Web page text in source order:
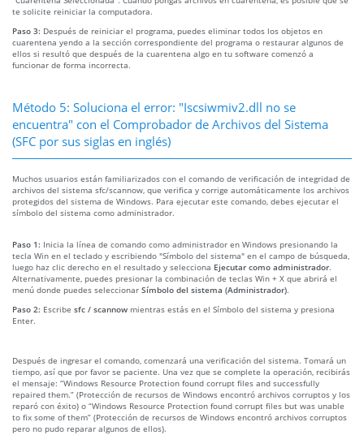
te solicite reiniciar la computadora.
Paso 3: Después de reiniciar el programa, puedes eliminar todos los objetos en
cuarentena yendo a la sección correspondiente del programa o restaurar algunos de
ellos si resultó que después de la cuarentena algo en tu software comenzó a
funcionar de forma incorrecta.
Método 5: Soluciona el error: "Iscsiwmiv2.dll no se
encuentra" con el Comprobador de Archivos del Sistema
(SFC por sus siglas en inglés)
Muchos usuarios están familiarizados con el comando de verificación de integridad de
archivos del sistema sfc/scannow, que verifica y corrige automáticamente los archivos
protegidos del sistema de Windows. Para ejecutar este comando, debes ejecutar el
símbolo del sistema como administrador.
Paso 1: Inicia la línea de comando como administrador en Windows presionando la
tecla Win en el teclado y escribiendo "Símbolo del sistema" en el campo de búsqueda,
luego haz clic derecho en el resultado y selecciona Ejecutar como administrador.
Alternativamente, puedes presionar la combinación de teclas Win + X que abrirá el
menú donde puedes seleccionar Símbolo del sistema (Administrador).
Paso 2: Escribe sfc / scannow mientras estás en el Símbolo del sistema y presiona
Enter.
Después de ingresar el comando, comenzará una verificación del sistema. Tomará un
tiempo, así que por favor se paciente. Una vez que se complete la operación, recibirás
el mensaje: “Windows Resource Protection found corrupt files and successfully
repaired them.” (Protección de recursos de Windows encontró archivos corruptos y los
reparó con éxito) o “Windows Resource Protection found corrupt files but was unable
to fix some of them” (Protección de recursos de Windows encontró archivos corruptos
pero no pudo reparar algunos de ellos).